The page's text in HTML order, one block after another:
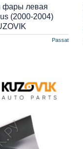
Passat
фары левая
(2000-2004)